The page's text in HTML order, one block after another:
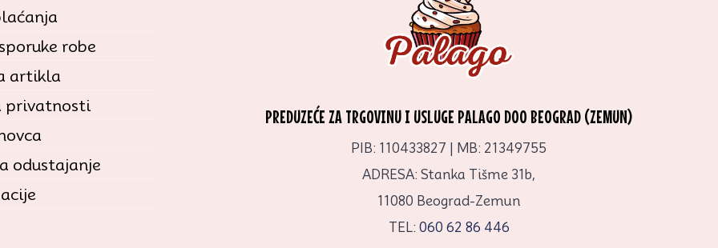
robe
artikla
privatnosti
odustajanje
PREDUZEĆE ZA TRGOVINU I USLUGE PALAGO DOO BEOGRAD (ZEMUN)
PIB: 110433827 | MB: 21349755
ADRESA: Stanka Tišme 31b,
11080 Beograd-Zemun
TEL: 060 62 86 446